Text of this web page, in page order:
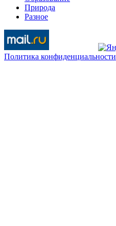
Природа
Разное
Политика конфиденциальности